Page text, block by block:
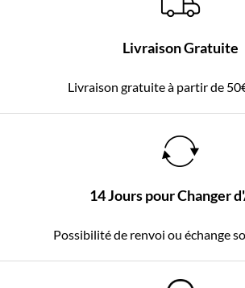
Livraison Gratuite
Livraison gratuite à partir de
14 Jours pour Changer
Possibilité de renvoi ou échange